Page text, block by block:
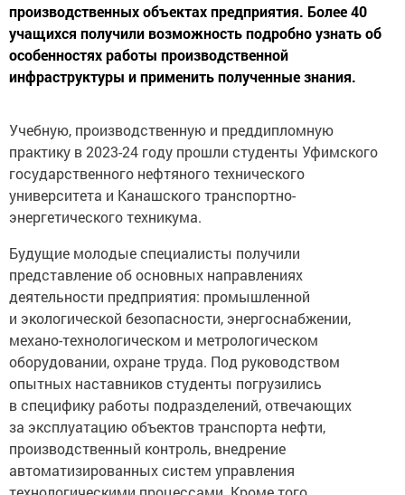
производственных объектах предприятия. Более 40
учащихся получили возможность подробно узнать об
особенностях работы производственной
инфраструктуры и применить полученные знания.
Учебную, производственную и преддипломную
практику в 2023-24 году прошли студенты Уфимского
государственного нефтяного технического
университета и Канашского транспортно-
энергетического техникума.
Будущие молодые специалисты получили
представление об основных направлениях
деятельности предприятия: промышленной
и экологической безопасности, энергоснабжении,
механо-технологическом и метрологическом
оборудовании, охране труда. Под руководством
опытных наставников студенты погрузились
в специфику работы подразделений, отвечающих
за эксплуатацию объектов транспорта нефти,
производственный контроль, внедрение
автоматизированных систем управления